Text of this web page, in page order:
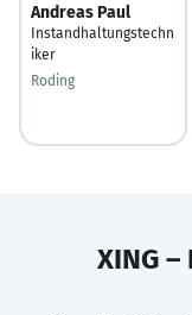
Andreas Paul
Instandhaltungstechn
iker
Roding
XING